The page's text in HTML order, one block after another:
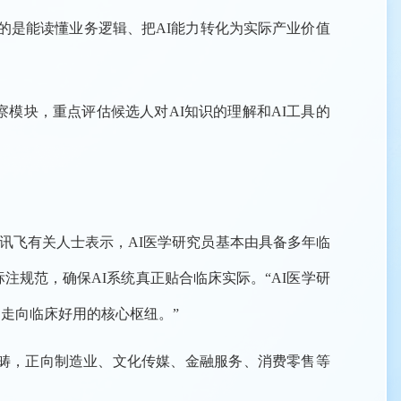
是能读懂业务逻辑、把AI能力转化为实际产业价值
模块，重点评估候选人对AI知识的理解和AI工具的
飞有关人士表示，AI医学研究员基本由具备多年临
规范，确保AI系统真正贴合临床实际。“AI医学研
向临床好用的核心枢纽。”
正向制造业、文化传媒、金融服务、消费零售等